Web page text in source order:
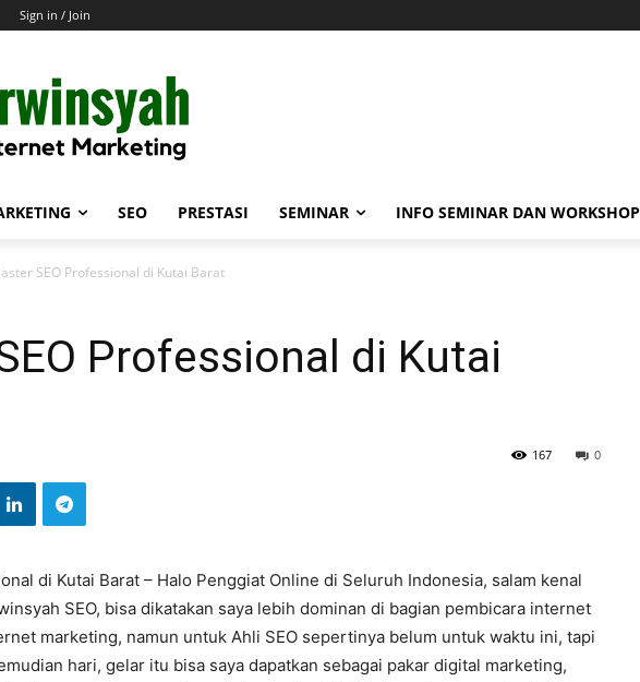
Sign in / Join
SEO PRESTASI SEMINAR INFO SEMINAR DAN WORKSHOP
SEO Professional di Kutai Barat
Professional di Kutai
0
167
di Kutai Barat – Halo Penggiat Online di Seluruh Indonesia, salam kenal
SEO, bisa dikatakan saya lebih dominan di bagian pembicara internet
marketing, namun untuk Ahli SEO sepertinya belum untuk waktu ini, tapi
hari, gelar itu bisa saya dapatkan sebagai pakar digital marketing,